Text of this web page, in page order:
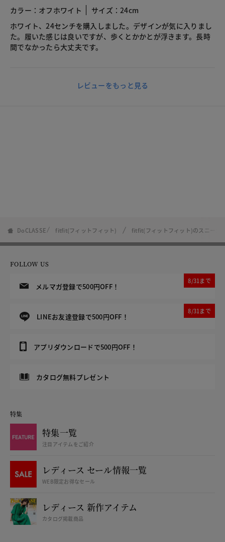
カラー：オフホワイト
サイズ：24cm
ホワイト、24センチを購入しました。デザインが気に入りまし
た。履いた感じは良いですが、歩くとかかとが浮きます。長時
間でなかったら大丈夫です。
レビューをもっと見る
DoCLASSE fitfit(フィットフィット) fitfit(フィットフィット)のスニーカ
FOLLOW US
メルマガ登録で500円OFF！
8/31まで
LINEお友達登録で500円OFF！
8/31まで
アプリダウンロードで500円OFF！
カタログ無料プレゼント
特集
特集一覧
注目アイテムをご紹介
レディース セール情報一覧
WEB限定お得なセール
レディース 新作アイテム
カタログ掲載商品